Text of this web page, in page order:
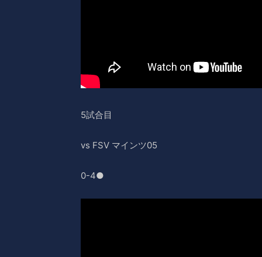
5試合目
vs FSV マインツ05
0-4●